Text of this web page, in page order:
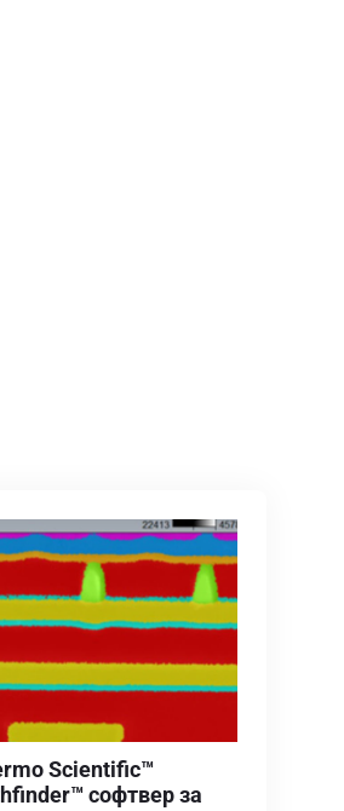
Scientific™
софтвер за